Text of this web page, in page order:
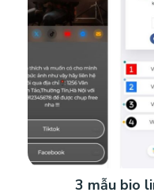
3 mẫu bio